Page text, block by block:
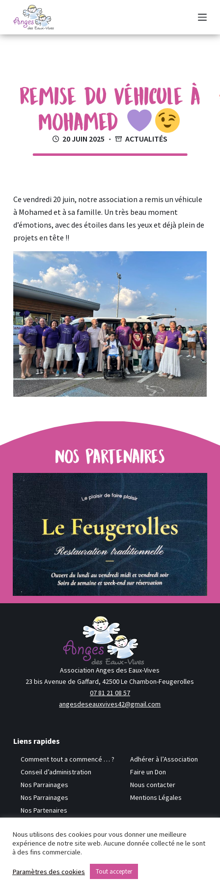
a
s
Remise du Véhicule à
Mohamed
20 JUIN 2025 ACTUALITÉS
Ce vendredi 20 juin, notre association a remis un véhicule
à Mohamed et à sa famille. Un très beau moment
d’émotions, avec des étoiles dans les yeux et déjà plein de
projets en tête !!
Nos partenaires
Association Anges des Eaux-Vives
23 bis Avenue de Gaffard, 42500 Le Chambon-Feugerolles
07 81 21 08 57
angesdeseauxvives42@gmail.com
Liens rapides
Comment tout a commencé … ?
Conseil d’administration
Nos Parrainages
Nos Parrainages
Nos Partenaires
Adhérer à l’Association
Faire un Don
Nous contacter
Mentions Légales
Copyright © 2026 Anges des Eaux-Vives
Site réalisé parBenoît JANISSET - Création de site Internet
Nous utilisons des cookies pour vous donner une meilleure
expérience de notre site web. Aucune donnée collecté ne le sont
à des fins commerciale.
Paramètres des cookies Tout accepter